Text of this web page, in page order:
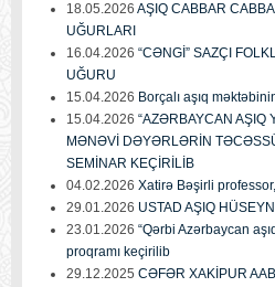
18.05.2026 AŞIQ CABBAR
UĞURLARI
16.04.2026 “CƏNGİ” SAZÇI
UĞURU
15.04.2026 Borçalı aşıq
15.04.2026 “AZƏRBAYCAN AŞIQ
MƏNƏVİ DƏYƏRLƏRİN
SEMİNAR KEÇİRİLİB
04.02.2026 Xatirə Bəşirli
29.01.2026 USTAD AŞIQ
23.01.2026 “Qərbi Azərbaycan
proqramı keçirilib
29.12.2025 CƏFƏR XAKİPUR